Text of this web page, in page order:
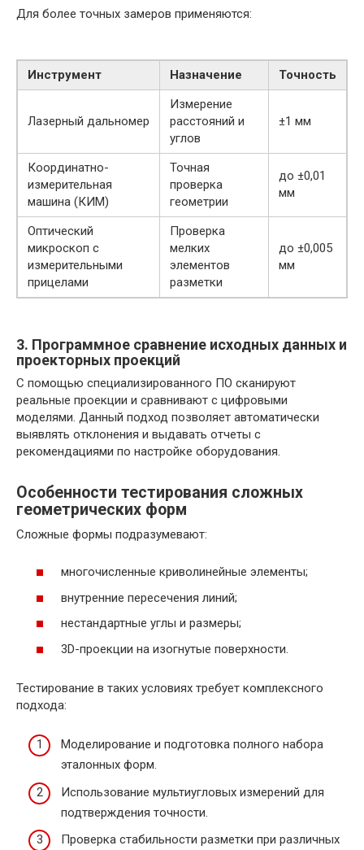
Для более точных замеров применяются:
Инструмент Назначение Точность
Лазерный дальномер
Измерение
расстояний и
углов
±1 мм
Координатно-
измерительная
машина (КИМ)
Точная
проверка
геометрии
до ±0,01
мм
Оптический
микроскоп с
измерительными
прицелами
Проверка
мелких
элементов
разметки
до ±0,005
мм
3. Программное сравнение исходных данных и
проекторных проекций
С помощью специализированного ПО сканируют
реальные проекции и сравнивают с цифровыми
моделями. Данный подход позволяет автоматически
выявлять отклонения и выдавать отчеты с
рекомендациями по настройке оборудования.
Особенности тестирования сложных
геометрических форм
Сложные формы подразумевают:
многочисленные криволинейные элементы;
внутренние пересечения линий;
нестандартные углы и размеры;
3D-проекции на изогнутые поверхности.
Тестирование в таких условиях требует комплексного
подхода:
Моделирование и подготовка полного набора
эталонных форм.
Использование мультиугловых измерений для
подтверждения точности.
Проверка стабильности разметки при различных